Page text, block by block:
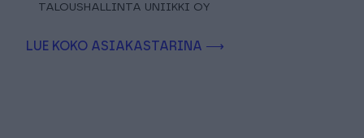
TALOUSHALLINTA UNIIKKI OY
LUE KOKO ASIAKASTARINA ⟶